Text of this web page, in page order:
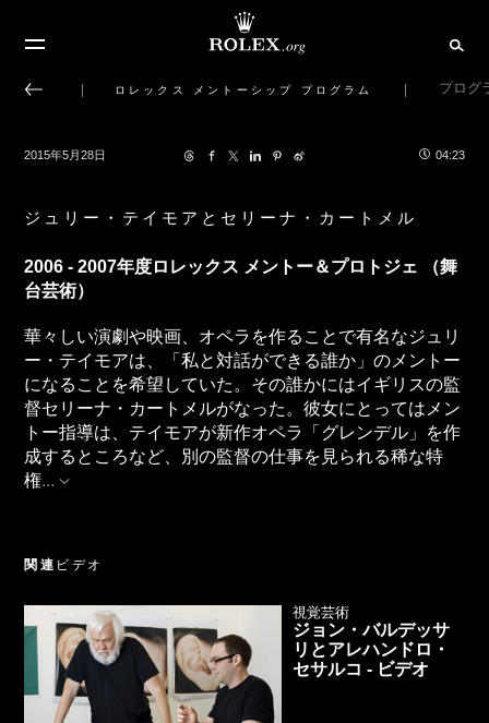
ロレックス メントーシップ プログラム プログ
2015年5月28日 04:23
ジュリー・テイモアとセリーナ・カートメル
2006 - 2007年度ロレックス メントー＆プロトジェ （舞
台芸術）
華々しい演劇や映画、オペラを作ることで有名なジュリ
ー・テイモアは、「私と対話ができる誰か」のメントー
になることを希望していた。その誰かにはイギリスの監
督セリーナ・カートメルがなった。彼女にとってはメン
トー指導は、テイモアが新作オペラ「グレンデル」を作
成するところなど、別の監督の仕事を見られる稀な特
権...
関連ビデオ
視覚芸術
ジョン・バルデッサ
リとアレハンドロ・
セサルコ - ビデオ